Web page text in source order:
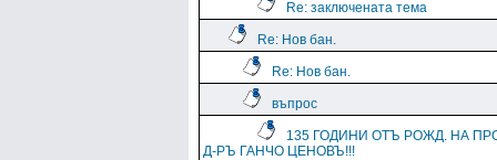
Re: заключената тема
Re: Нов бан.
Re: Нов бан.
въпрос
135 ГОДИНИ ОТЪ РОЖД. НА
Д-РЪ ГАНЧО ЦЕНОВЪ!!!